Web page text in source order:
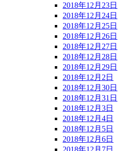
2018年12月23日
2018年12月24日
2018年12月25日
2018年12月26日
2018年12月27日
2018年12月28日
2018年12月29日
2018年12月2日
2018年12月30日
2018年12月31日
2018年12月3日
2018年12月4日
2018年12月5日
2018年12月6日